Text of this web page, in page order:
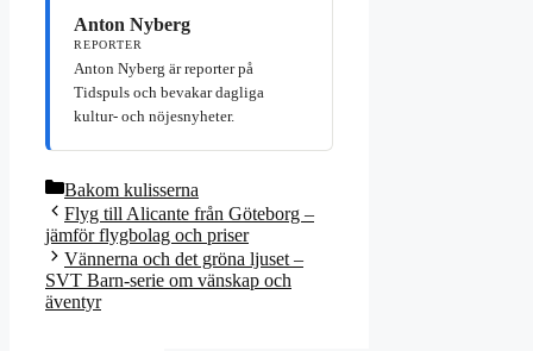
Anton Nyberg
REPORTER
Anton Nyberg är reporter på
Tidspuls och bevakar dagliga
kultur- och nöjesnyheter.
Kategorier
Bakom kulisserna
Flyg till Alicante från Göteborg –
jämför flygbolag och priser
Vännerna och det gröna ljuset –
SVT Barn-serie om vänskap och
äventyr